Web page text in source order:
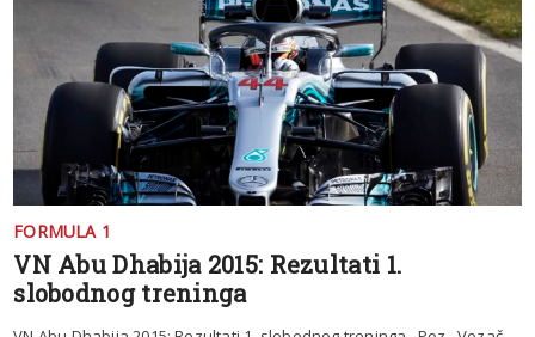
FORMULA 1
VN Abu Dhabija 2015: Rezultati 1.
slobodnog treninga